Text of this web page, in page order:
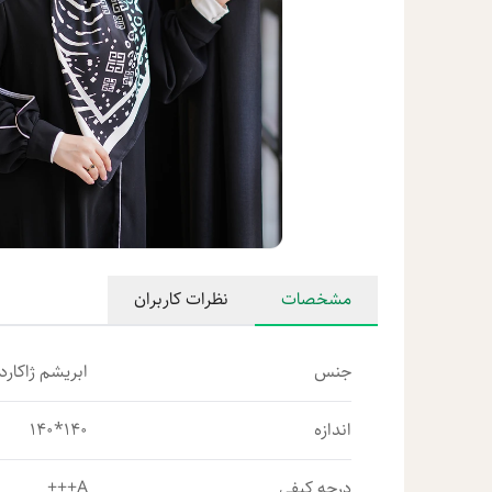
مشخصات نظرات کاربران
جنس ابریشم
اندازه 140*140